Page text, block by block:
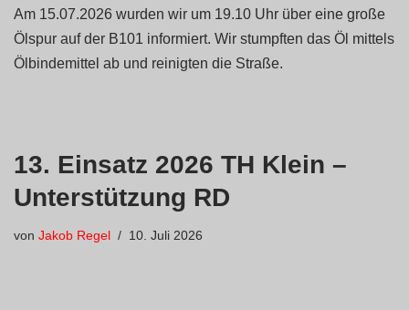
Am 15.07.2026 wurden wir um 19.10 Uhr über eine große
Ölspur auf der B101 informiert. Wir stumpften das Öl mittels
Ölbindemittel ab und reinigten die Straße.
13. Einsatz 2026 TH Klein –
Unterstützung RD
von Jakob Regel 10. Juli 2026